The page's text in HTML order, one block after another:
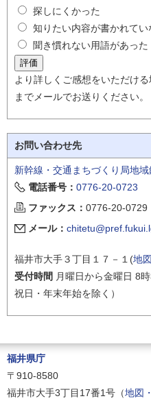
探しにくかった
知りたい内容が書かれてい
聞き慣れない用語があった
より詳しくご感想をいただける
までメールでお送りください。
お問い合わせ先
新幹線・交通まちづくり局地域
電話番号： 0776-20-0723
ファックス： 0776-20-0729
メール：
福井市大手３丁目１７－１(地
受付時間 月曜日から金曜日 8
祝日・年末年始を除く）
福井県庁
〒910-8580
福井市大手3丁目17番1号（地図